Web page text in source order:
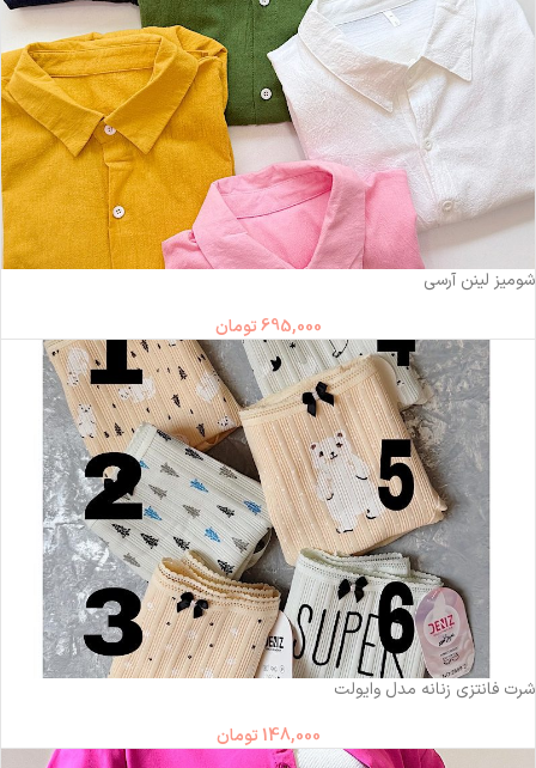
شومیز لینن آرسی
695,000تومان
شرت فانتزی زنانه مدل وایولت
148,000 تومان